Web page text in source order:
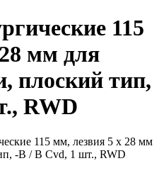
115
мм для
плоский тип,
RWD